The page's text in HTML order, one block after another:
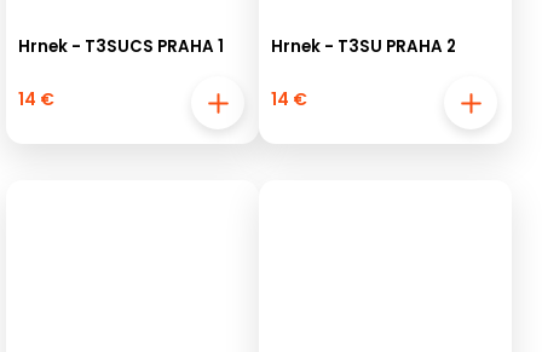
Hrnek - T3SUCS PRAHA 1
14 €
Hrnek - T3SU PRAHA 2
14 €